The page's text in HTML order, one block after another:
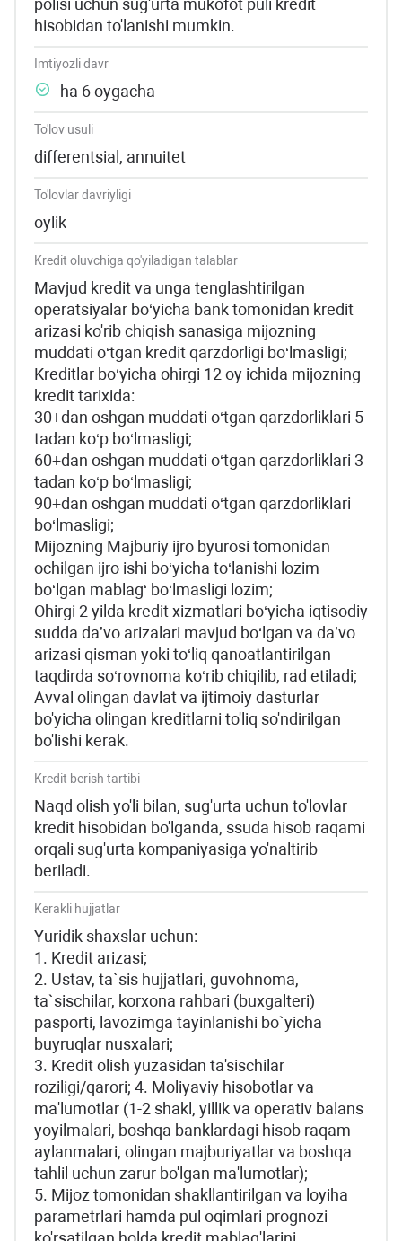
polisi uchun sug'urta mukofot puli kredit
hisobidan to'lanishi mumkin.
Imtiyozli davr
ha 6 оygаchа
To'lov usuli
differentsial, annuitet
To'lovlar davriyligi
oylik
Kredit oluvchiga qo'yiladigan talablar
Mavjud kredit va unga tenglashtirilgan
operatsiyalar bo‘yicha bank tomonidan kredit
arizasi ko'rib chiqish sanasiga mijozning
muddati o‘tgan kredit qarzdorligi bo‘lmasligi;
Kreditlar bo‘yicha ohirgi 12 oy ichida mijozning
kredit tarixida:
30+dan oshgan muddati o‘tgan qarzdorliklari 5
tadan ko‘p bo‘lmasligi;
60+dan oshgan muddati o‘tgan qarzdorliklari 3
tadan ko‘p bo‘lmasligi;
90+dan oshgan muddati o‘tgan qarzdorliklari
bo‘lmasligi;
Mijozning Majburiy ijro byurosi tomonidan
ochilgan ijro ishi bo‘yicha to‘lanishi lozim
bo‘lgan mablag‘ bo‘lmasligi lozim;
Ohirgi 2 yilda kredit xizmatlari bo‘yicha iqtisodiy
sudda daʼvo arizalari mavjud bo‘lgan va daʼvo
arizasi qisman yoki to‘liq qanoatlantirilgan
taqdirda so‘rovnoma ko‘rib chiqilib, rad etiladi;
Avval olingan davlat va ijtimoiy dasturlar
bo'yicha olingan kreditlarni to'liq so'ndirilgan
bo'lishi kerak.
Kredit berish tartibi
Naqd olish yo'li bilan, sug'urta uchun to'lovlar
kredit hisobidan bo'lganda, ssuda hisob raqami
orqali sug'urta kompaniyasiga yo'naltirib
beriladi.
Kerakli hujjatlar
Yuridik shaxslar uchun:
1. Krеdit аrizаsi;
2. Ustаv, tа`sis hujjаtlаri, guvоhnоmа,
tа`sischilаr, kоrхоnа rаhbаri (buхgаltеri)
pаspоrti, lаvоzimgа tаyinlаnishi bo`yichа
buyruqlаr nusхаlаri;
3. Kredit olish yuzasidan ta'sischilar
roziligi/qarori; 4. Moliyaviy hisobotlar va
ma'lumotlar (1-2 shakl, yillik va operativ balans
yoyilmalari, boshqa banklardagi hisob raqam
aylanmalari, olingan majburiyatlar va boshqa
tahlil uchun zarur bo'lgan ma'lumotlar);
5. Mijoz tomonidan shakllantirilgan va loyiha
parametrlari hamda pul oqimlari prognozi